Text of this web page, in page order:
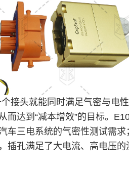
接头就能同时满足气密与电
达到“减本增效”的目标。
车三电系统的气密性测试需
插孔满足了大电流、高电压